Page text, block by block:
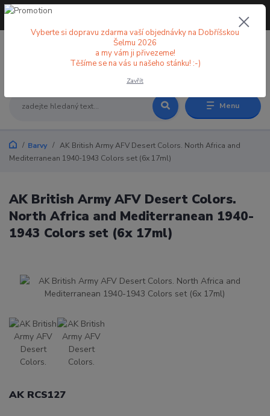
Menu
+420 773 998 582
Barvy
AK British Army AFV Desert Colors. North Africa and
Mediterranean 1940-1943 Colors set (6x 17ml)
AK British Army AFV Desert Colors.
North Africa and Mediterranean 1940-
1943 Colors set (6x 17ml)
AK RCS127
Vyberte si dopravu zdarma vaší objednávky na Dobříšskou
Šelmu 2026
a my vám ji přivezeme!
Těšíme se na vás u našeho stánku! :-)
Zavřít